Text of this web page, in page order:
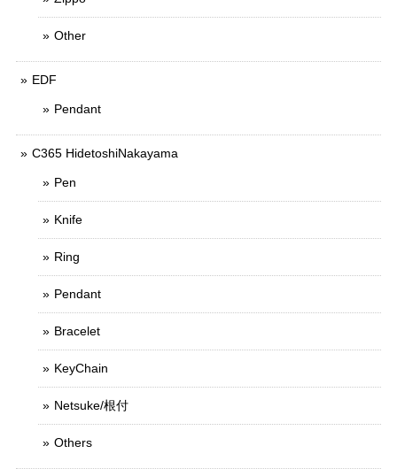
Other
EDF
Pendant
C365 HidetoshiNakayama
Pen
Knife
Ring
Pendant
Bracelet
KeyChain
Netsuke/根付
Others